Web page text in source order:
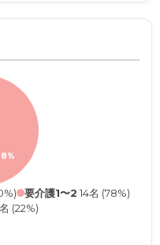
要介護1〜2 14名 (78%)
(22%)